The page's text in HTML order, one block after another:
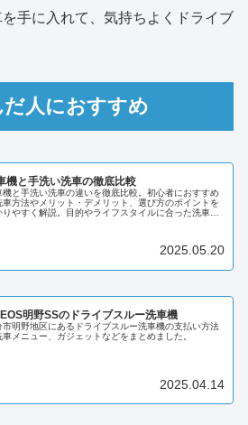
手に入れて、気持ちよくドライブ
人におすすめ
機と手洗い洗車の徹底比較
機と手洗い洗車の違いを徹底比較。初心者におすすめ
車方法やメリット・デメリット、選び方のポイントを
りやすく解説。目的やライフスタイルに合った洗車ス
2025.05.20
明野SSのドライブスルー洗車機
市明野地区にあるドライブスルー洗車機の支払い方法
車メニュー、ガジェットなどをまとめました。
2025.04.14